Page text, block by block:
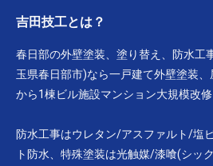
吉田技工とは？
春日部の外壁塗装、塗り替え、防水工
玉県春日部市)なら一戸建て外壁塗装
から1棟ビル施設マンション大規模改修
防水工事はウレタン/アスファルト/塩
ト防水、特殊塗装は光触媒/漆喰(シッ